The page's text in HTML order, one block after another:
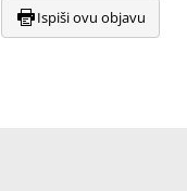
Ispiši ovu objavu